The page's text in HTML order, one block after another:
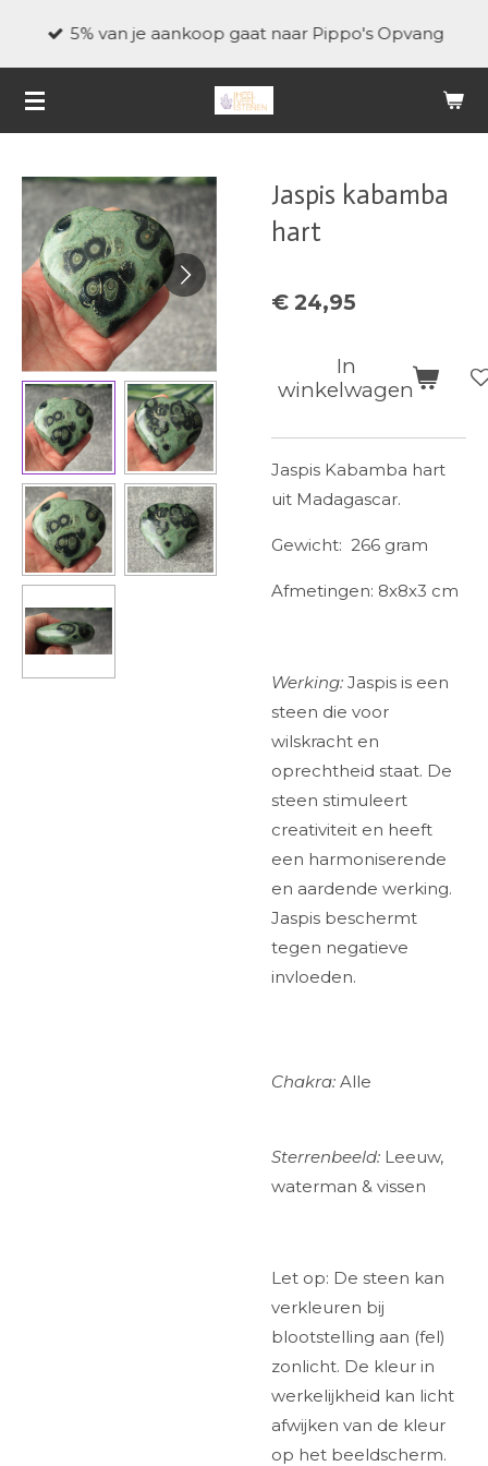
de
5% van je aankoop gaat naar Pippo's Opvang
Jaspis kabamba
hart
€ 24,95
In
winkelwagen
Jaspis Kabamba hart
uit Madagascar.
Gewicht: 266 gram
Afmetingen: 8x8x3 cm
Werking: Jaspis is een
steen die voor
wilskracht en
oprechtheid staat. De
steen stimuleert
creativiteit en heeft
een harmoniserende
en aardende werking.
Jaspis beschermt
tegen negatieve
invloeden.
Chakra: Alle
Sterrenbeeld: Leeuw,
waterman & vissen
Let op: De steen kan
verkleuren bij
blootstelling aan (fel)
zonlicht. De kleur in
werkelijkheid kan licht
afwijken van de kleur
op het beeldscherm.